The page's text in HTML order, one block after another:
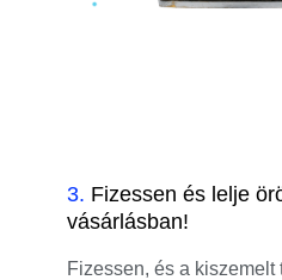
3. Fizessen és lelje
vásárlásban!
Fizessen, és a kiszemelt